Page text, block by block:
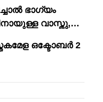
ഭാഗ്യം
വാസ്തു,
ഒക്ടോബർ 2